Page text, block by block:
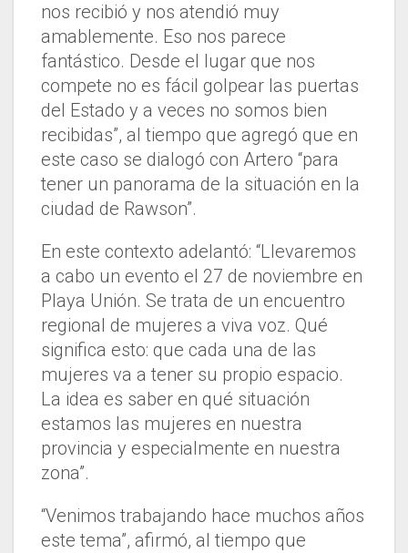
nos recibió y nos atendió muy
amablemente. Eso nos parece
fantástico. Desde el lugar que nos
compete no es fácil golpear las puertas
del Estado y a veces no somos bien
recibidas”, al tiempo que agregó que en
este caso se dialogó con Artero “para
tener un panorama de la situación en la
ciudad de Rawson”.
En este contexto adelantó: “Llevaremos
a cabo un evento el 27 de noviembre en
Playa Unión. Se trata de un encuentro
regional de mujeres a viva voz. Qué
significa esto: que cada una de las
mujeres va a tener su propio espacio.
La idea es saber en qué situación
estamos las mujeres en nuestra
provincia y especialmente en nuestra
zona”.
“Venimos trabajando hace muchos años
este tema”, afirmó, al tiempo que